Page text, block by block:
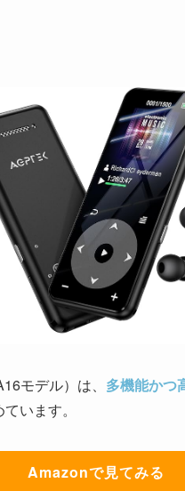
モデル）は、 多機能かつ
います。
Amazonで見てみる